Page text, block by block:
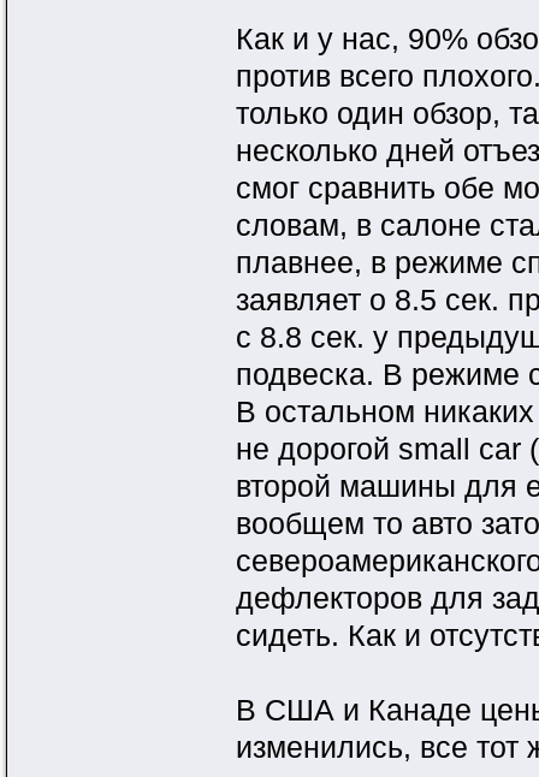
Как и у нас, 90%
против всего
только один обзор,
несколько дней
смог сравнить обе
словам, в салоне
плавнее, в режиме
заявляет о 8.5 сек.
с 8.8 сек. у
подвеска. В режиме
В остальном
не дорогой small car
второй машины для
вообщем то авто
дефлекторов для
сидеть. Как и
В США и Канаде
изменились, все